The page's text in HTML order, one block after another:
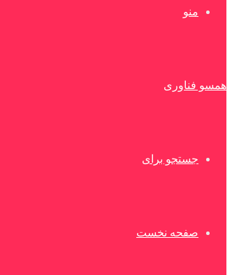
منو
همسو فناوری
جستجو برای
صفحه نخست